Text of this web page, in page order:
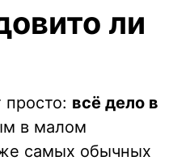
ли
просто: всё дело в
в малом
самых обычных